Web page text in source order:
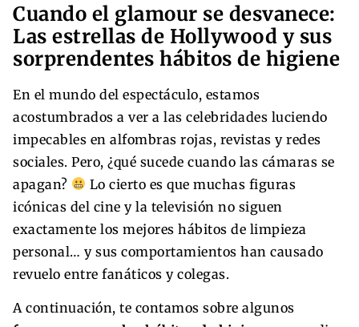
Cuando el glamour se desvanece:
Las estrellas de Hollywood y sus
sorprendentes hábitos de higiene
En el mundo del espectáculo, estamos
acostumbrados a ver a las celebridades luciendo
impecables en alfombras rojas, revistas y redes
sociales. Pero, ¿qué sucede cuando las cámaras se
apagan?
Lo cierto es que muchas figuras
icónicas del cine y la televisión no siguen
exactamente los mejores hábitos de limpieza
personal… y sus comportamientos han causado
revuelo entre fanáticos y colegas.
A continuación, te contamos sobre algunos